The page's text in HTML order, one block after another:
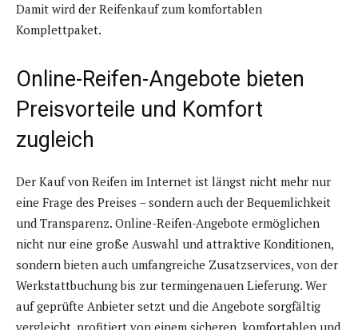
Damit wird der Reifenkauf zum komfortablen
Komplettpaket.
Online-Reifen-Angebote bieten
Preisvorteile und Komfort
zugleich
Der Kauf von Reifen im Internet ist längst nicht mehr nur
eine Frage des Preises – sondern auch der Bequemlichkeit
und Transparenz. Online-Reifen-Angebote ermöglichen
nicht nur eine große Auswahl und attraktive Konditionen,
sondern bieten auch umfangreiche Zusatzservices, von der
Werkstattbuchung bis zur termingenauen Lieferung. Wer
auf geprüfte Anbieter setzt und die Angebote sorgfältig